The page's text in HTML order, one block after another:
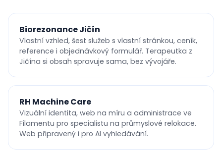
Biorezonance Jičín
Vlastní vzhled, šest služeb s vlastní stránkou, ceník,
reference i objednávkový formulář. Terapeutka z
Jičína si obsah spravuje sama, bez vývojáře.
RH Machine Care
Vizuální identita, web na míru a administrace ve
Filamentu pro specialistu na průmyslové relokace.
Web připravený i pro AI vyhledávání.